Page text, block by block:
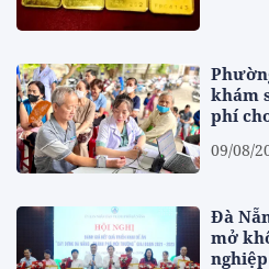
khám
phí
09/08/
Đà
mở